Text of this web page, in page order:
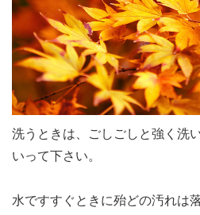
洗うときは、ごしごしと強く洗
いって下さい。
水ですすぐときに殆どの汚れは